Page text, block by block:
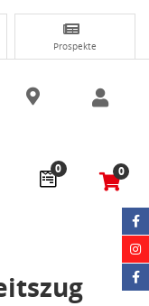
Prospekte
0 0